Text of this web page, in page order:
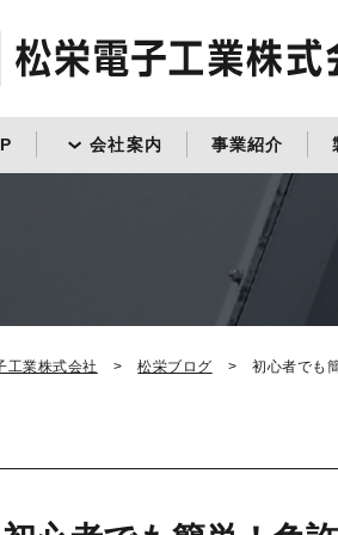
会社案内 事業紹介
工業株式会社 松栄ブログ 初心者でも